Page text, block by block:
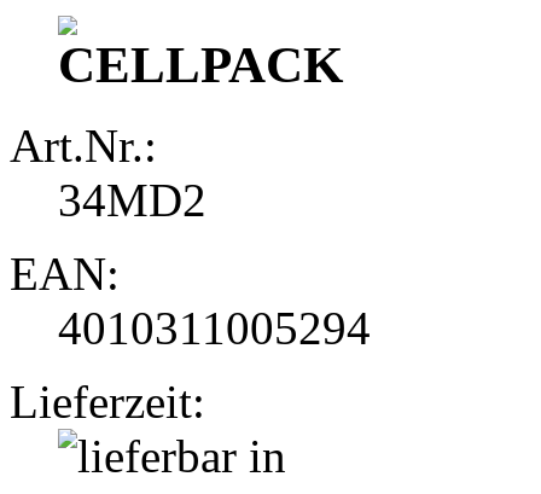
Art.Nr.:
34MD2
EAN:
4010311005294
Lieferzeit: